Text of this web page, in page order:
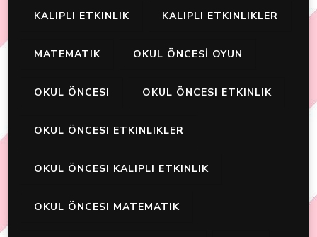
KALIPLI ETKINLIK KALIPLI ETKINLIKLER
MATEMATIK OKUL ÖNCESİ OYUN
OKUL ÖNCESI OKUL ÖNCESI ETKINLIK
OKUL ÖNCESI ETKINLIKLER
OKUL ÖNCESI KALIPLI ETKINLIK
OKUL ÖNCESI MATEMATIK